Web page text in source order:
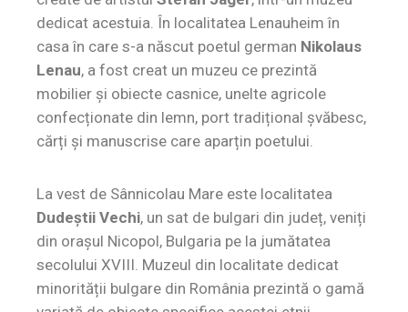
dedicat acestuia. În localitatea Lenauheim în
casa în care s-a născut poetul german Nikolaus
Lenau, a fost creat un muzeu ce prezintă
mobilier și obiecte casnice, unelte agricole
confecționate din lemn, port tradițional șvăbesc,
cărți și manuscrise care aparțin poetului.
La vest de Sânnicolau Mare este localitatea
Dudeștii Vechi, un sat de bulgari din județ, veniți
din orașul Nicopol, Bulgaria pe la jumătatea
secolului XVIII. Muzeul din localitate dedicat
minorității bulgare din România prezintă o gamă